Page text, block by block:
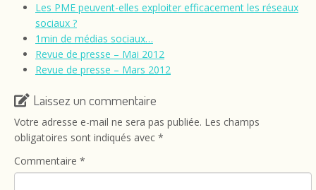
Les PME peuvent-elles exploiter efficacement les réseaux
sociaux ?
1min de médias sociaux…
Revue de presse – Mai 2012
Revue de presse – Mars 2012
Laissez un commentaire
Votre adresse e-mail ne sera pas publiée. Les champs
obligatoires sont indiqués avec *
Commentaire *